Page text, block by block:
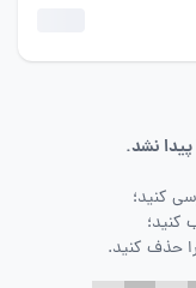
نشد.
کنید؛
کنید؛
را حذف کنید.